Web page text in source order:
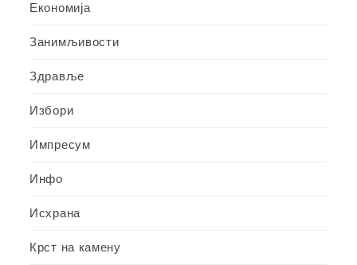
Економија
Занимљивости
Здравље
Избори
Импресум
Инфо
Исхрана
Крст на камену